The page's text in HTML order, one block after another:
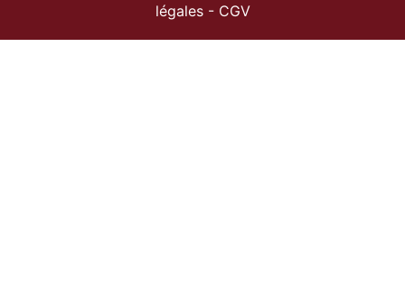
légales- CGV